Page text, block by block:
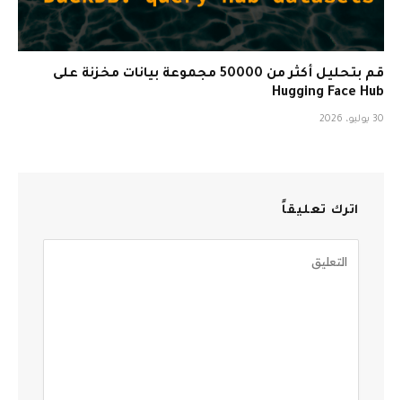
قم بتحليل أكثر من 50000 مجموعة بيانات مخزنة على
Hugging Face Hub
30 يوليو، 2026
اترك تعليقاً